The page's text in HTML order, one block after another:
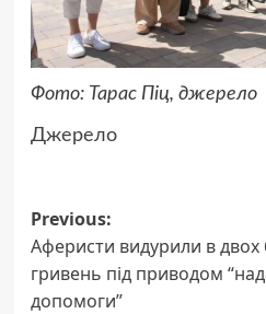
Фото: Тарас Піц, джерело
Джерело
Post
navigation
Previous:
Аферисти видурили в двох
гривень під приводом
допомоги”